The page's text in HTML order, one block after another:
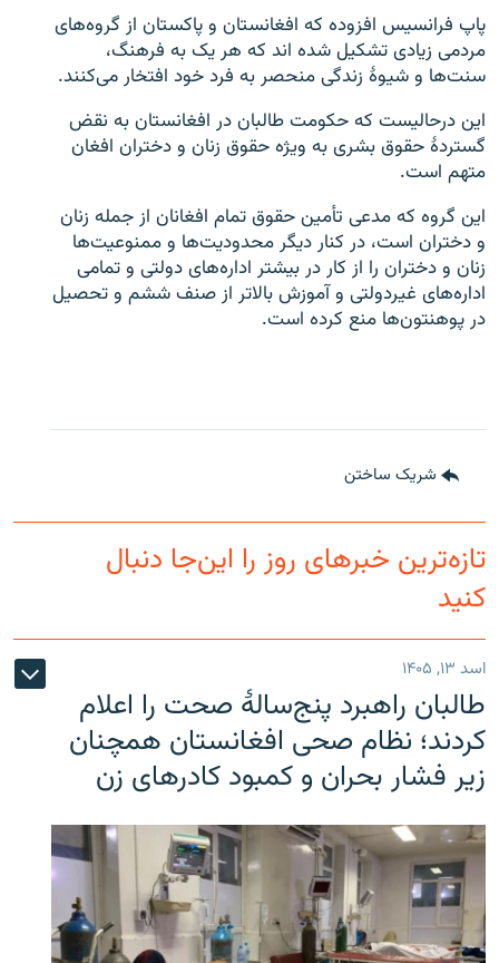
پاپ فرانسیس افزوده که افغانستان و پاکستان از گروه‌های
مردمی زیادی تشکیل شده اند که هر یک به فرهنگ،
سنت‌ها و شیوۀ زندگی منحصر به فرد خود افتخار می‌کنند.
این درحالیست که حکومت طالبان در افغانستان به نقض
گستردۀ حقوق بشری به ویژه حقوق زنان و دختران افغان
متهم است.
این گروه که مدعی تأمین حقوق تمام افغانان از جمله زنان
و دختران است، در کنار دیگر محدودیت‌ها و ممنوعیت‌ها
زنان و دختران را از کار در بیشتر اداره‌های دولتی و تمامی
اداره‌های غیردولتی و آموزش بالاتر از صنف ششم و تحصیل
در پوهنتون‌ها منع کرده است.
شریک ساختن
تازه‌ترین خبرهای روز را این‌جا دنبال
کنید
اسد ۱۳, ۱۴۰۵
طالبان راهبرد پنج‌سالۀ صحت را اعلام
کردند؛ نظام صحی افغانستان همچنان
زیر فشار بحران و کمبود کادرهای زن